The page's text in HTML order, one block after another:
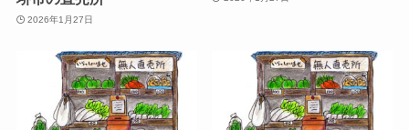
2026年1月27日